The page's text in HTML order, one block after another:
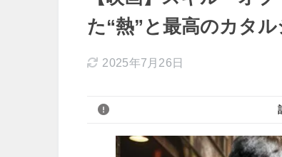
た“熱”と最高のカタル
2025年7月26日